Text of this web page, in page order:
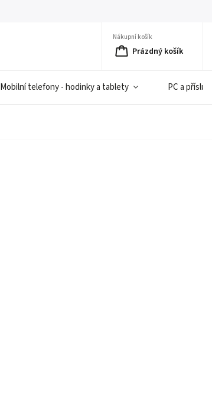
Nákupní košík
Prázdný košík
Mobilní telefony - hodinky a tablety PC a